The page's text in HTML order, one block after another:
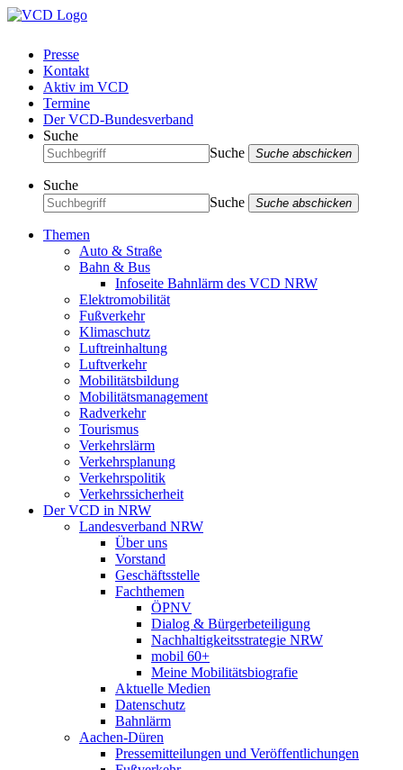
Presse
Kontakt
Aktiv im VCD
Termine
Der VCD-Bundesverband
Suche
Suche
Suche abschicken
Suche
Suche
Suche abschicken
Themen
Auto & Straße
Bahn & Bus
Infoseite Bahnlärm des VCD NRW
Elektromobilität
Fußverkehr
Klimaschutz
Luftreinhaltung
Luftverkehr
Mobilitätsbildung
Mobilitätsmanagement
Radverkehr
Tourismus
Verkehrslärm
Verkehrsplanung
Verkehrspolitik
Verkehrssicherheit
Der VCD in NRW
Landesverband NRW
Über uns
Vorstand
Geschäftsstelle
Fachthemen
ÖPNV
Dialog & Bürgerbeteiligung
Nachhaltigkeitsstrategie NRW
mobil 60+
Meine Mobilitätsbiografie
Aktuelle Medien
Datenschutz
Bahnlärm
Aachen-Düren
Pressemitteilungen und Veröffentlichungen